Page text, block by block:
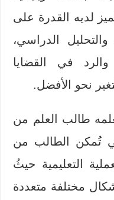
لديه القدرة على
والتحليل الدراسي،
والرد في القضايا
نحو الأفضل.
طالب العلم من
تُمكن الطالب من
التعليمية حيثُ
مختلفة متعددة